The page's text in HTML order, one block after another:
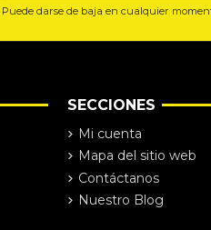
Puede darse de baja en cualquier
SECCIONES
Mi cuenta
Mapa del sitio web
Contáctanos
Nuestro Blog